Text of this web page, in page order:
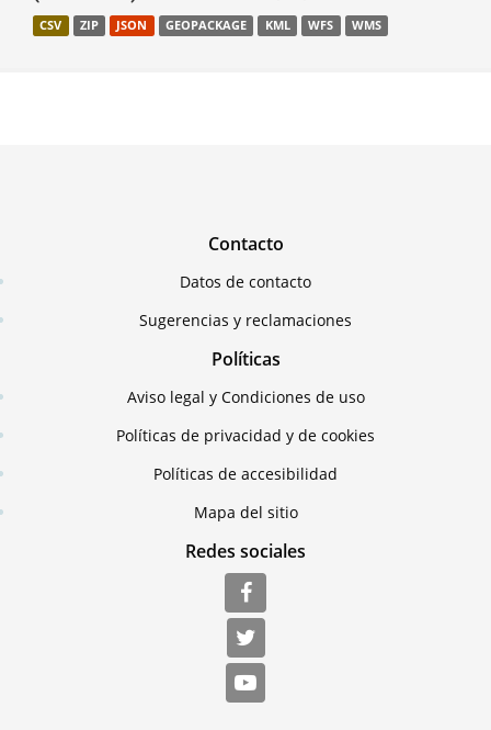
CSV ZIP JSON GEOPACKAGE KML WFS WMS
Contacto
Datos de contacto
Sugerencias y reclamaciones
Políticas
Aviso legal y Condiciones de uso
Políticas de privacidad y de cookies
Políticas de accesibilidad
Mapa del sitio
Redes sociales